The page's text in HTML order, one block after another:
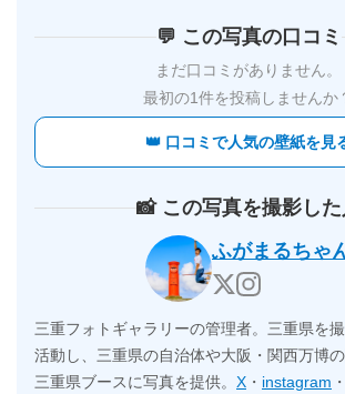
💬 この写真の口コミ
まだ口コミがありません。
最初の1件を投稿しませんか
👑 口コミで人気の壁紙を見
📸 この写真を撮影した
ふがまるちゃ
三重フォトギャラリーの管理者。三重県を
活動し、三重県の自治体や大阪・関西万博
三重県ブースに写真を提供。 X ・ instagram ・